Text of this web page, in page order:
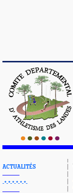
ACTUALITÉS
-*-*-*-*-*-*-